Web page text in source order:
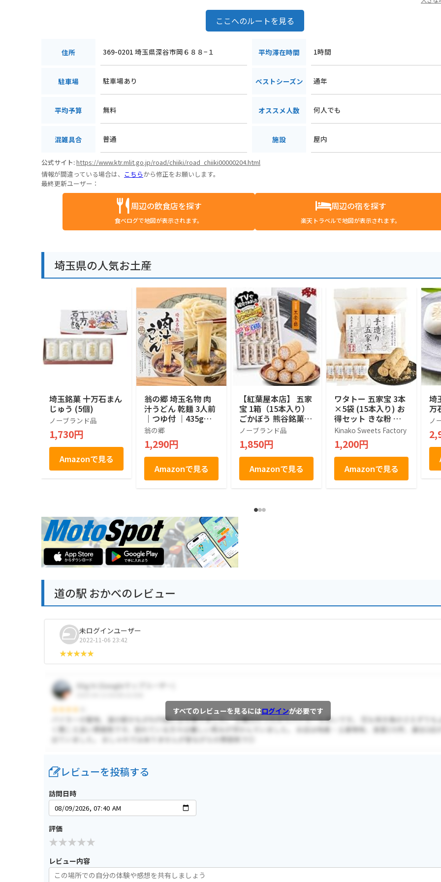
ここへのルートを見る
住所 369-0201 埼玉県深谷市岡６８８−１ 平均滞在時間 1時間
駐車場 駐車場あり ベストシーズン 通年
平均予算 無料 オススメ人数 何人でも
混雑具合 普通 施設 屋内
公式サイト:https://www.ktr.mlit.go.jp/road/chiiki/road_chiiki00000204.html
情報が間違っている場合は、 こちらから修正をお願いします。
最終更新ユーザー：
周辺の飲食店を探す
食べログで地図が表示されます。
周辺の宿を探す
楽天トラベルで地図が表示されます。
埼玉県の人気お土産
埼玉銘菓 十万石まん
じゅう (5個)
ノーブランド品
1,730円
Amazonで見る
翁の郷 埼玉名物 肉
汁うどん 乾麺 3人前
｜つゆ付 ｜435g｜
埼玉県産小麦 使用
翁の郷
1,290円
Amazonで見る
【紅葉屋本店】 五家
宝 1箱（15本入り）
ごかぼう 熊谷銘菓
埼玉銘菓 埼玉3大銘
菓 お菓子 秘密のケ
ンミンSHOW ギフト
個包装
ノーブランド品
1,850円
Amazonで見る
ワタトー 五家宝 3本
×5袋 (15本入り) お
得セット きな粉 た
っぷり きな粉菓子
【テレビで紹介】ハ
ラール 老舗 無添加
(5袋セット, 五家宝)
Kinako Sweets Factory
1,200円
Amazonで見る
埼
万
ノ
道の駅 おかべのレビュー
未ログインユーザー
2022-11-06 23:42
すべてのレビューを見るにはログインが必要です
レビューを投稿する
訪問日時
評価
レビュー内容